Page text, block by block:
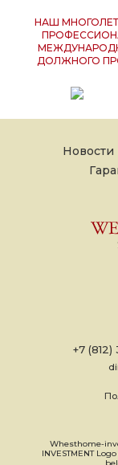
НАШ
ДОЛЖНОГО
Новости
+7
Whesthome-
INVESTMENT